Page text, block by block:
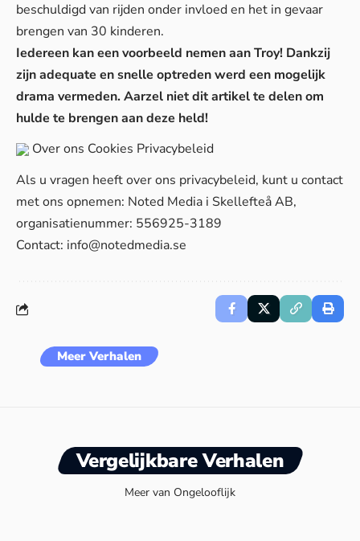
beschuldigd van rijden onder invloed en het in gevaar
brengen van 30 kinderen.
Iedereen kan een voorbeeld nemen aan Troy! Dankzij
zijn adequate en snelle optreden werd een mogelijk
drama vermeden. Aarzel niet dit artikel te delen om
hulde te brengen aan deze held!
Over ons Cookies Privacybeleid
Als u vragen heeft over ons privacybeleid, kunt u contact
met ons opnemen: Noted Media i Skellefteå AB,
organisatienummer: 556925-3189
Contact: info@notedmedia.se
Meer Verhalen
Vergelijkbare Verhalen
Meer van Ongelooflijk